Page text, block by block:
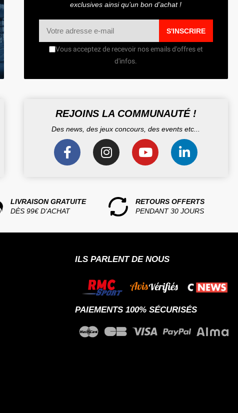
exclusives ainsi qu’un bon d’achat !
S'INSCRIRE
Vous acceptez de recevoir nos emails d'offres et
d'infos.
REJOINS LA COMMUNAUTÉ !
Des news, des jeux concours, des events etc...
LIVRAISON GRATUITE
DÈS 99€ D'ACHAT
RETOURS OFFERTS
PENDANT 30 JOURS
ILS PARLENT DE NOUS
PAIEMENTS 100% SÉCURISÉS